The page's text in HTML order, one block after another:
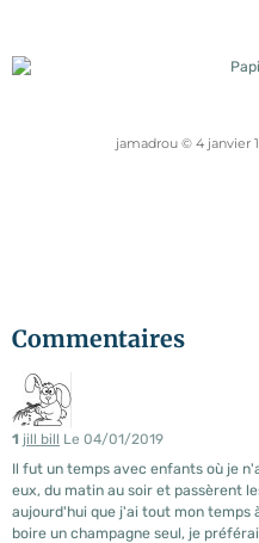
jamadrou © 4 janvier
Commentaires
1 jill bill Le 04/01/2019
Il fut un temps avec enfants où je
eux, du matin au soir et passèrent
aujourd'hui que j'ai tout mon temps
boire un champagne seul, je